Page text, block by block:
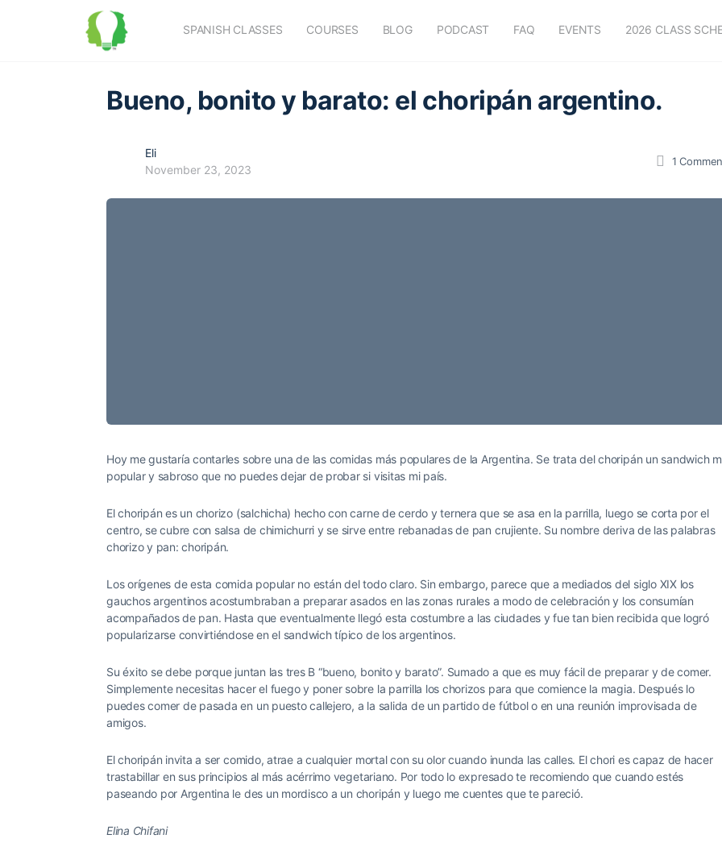
SPANISH CLASSES COURSES BLOG PODCAST FAQ EVENTS 2026 CLASS
Bueno, bonito y barato: el choripán argentino.
Eli
November 23, 2023
1
Hoy me gustaría contarles sobre una de las comidas más populares de la Argentina. Se trata del choripán un sandwich
popular y sabroso que no puedes dejar de probar si visitas mi país.
El choripán es un chorizo (salchicha) hecho con carne de cerdo y ternera que se asa en la parrilla, luego se corta por el
centro, se cubre con salsa de chimichurri y se sirve entre rebanadas de pan crujiente. Su nombre deriva de las palabras
chorizo y pan: choripán.
Los orígenes de esta comida popular no están del todo claro. Sin embargo, parece que a mediados del siglo XIX los
gauchos argentinos acostumbraban a preparar asados en las zonas rurales a modo de celebración y los consumían
acompañados de pan. Hasta que eventualmente llegó esta costumbre a las ciudades y fue tan bien recibida que logró
popularizarse convirtiéndose en el sandwich típico de los argentinos.
Su éxito se debe porque juntan las tres B “bueno, bonito y barato”. Sumado a que es muy fácil de preparar y de comer.
Simplemente necesitas hacer el fuego y poner sobre la parrilla los chorizos para que comience la magia. Después lo
puedes comer de pasada en un puesto callejero, a la salida de un partido de fútbol o en una reunión improvisada de
amigos.
El choripán invita a ser comido, atrae a cualquier mortal con su olor cuando inunda las calles. El chori es capaz de hacer
trastabillar en sus principios al más acérrimo vegetariano. Por todo lo expresado te recomiendo que cuando estés
paseando por Argentina le des un mordisco a un choripán y luego me cuentes que te pareció.
Elina Chifani